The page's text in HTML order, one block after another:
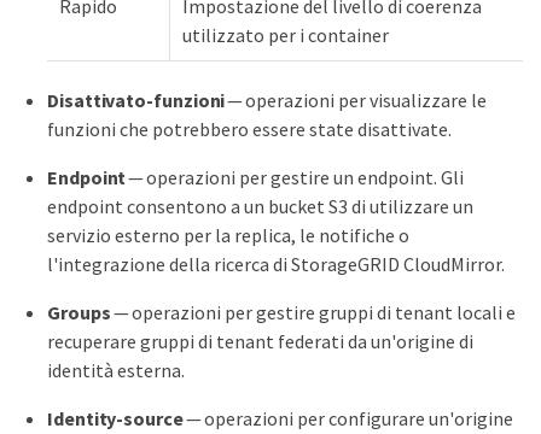
Rapido
Impostazione del livello di coerenza
utilizzato per i container
Disattivato-funzioni— operazioni per visualizzare le
funzioni che potrebbero essere state disattivate.
Endpoint— operazioni per gestire un endpoint. Gli
endpoint consentono a un bucket S3 di utilizzare un
servizio esterno per la replica, le notifiche o
l'integrazione della ricerca di StorageGRID CloudMirror.
Groups— operazioni per gestire gruppi di tenant locali e
recuperare gruppi di tenant federati da un'origine di
identità esterna.
Identity-source— operazioni per configurare un'origine